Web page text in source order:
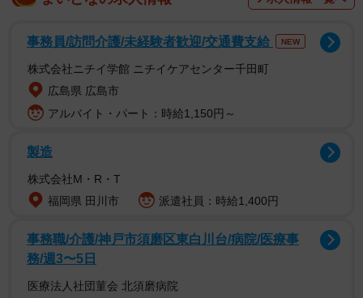
伊藤さんは「スタジオのお庭にあったプールに洋服のまま
飛び込んだ後の写真です。プールに飛び込むこと自体なか
なかないのでレアなのと、今の私だから出せる“青春感”にあ
事務員/訪問介護/未経験者歓迎/交通費支給 NEW
株式会社ニチイ学館 ニチイケアセンター千田町
広島県 広島市
アルバイト・パート：時給1,150円～
製造
株式会社M・R・T
福岡県 田川市
派遣社員：時給1,400円
事務職/介護/神戸市須磨区東白川台/病院/医療事
務/週3〜5日
医療法人社団菫会 北須磨病院